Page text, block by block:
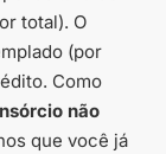
total). O
(por
Como
não
que você já